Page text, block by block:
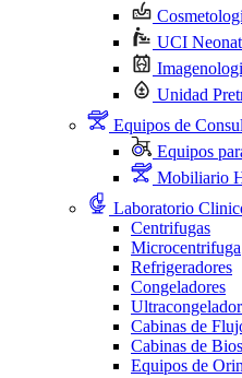
UCI
Unidad
Equipos de
Equipos
Mobiliario
Laboratorio
Centrifugas
Microcentrifuga
Refrigeradores
Congeladores
Cabinas de
Cabinas de
Equipos de